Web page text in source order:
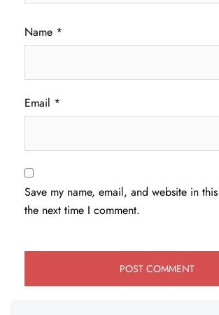
Name *
Email *
Save my name, email, and website in
the next time I comment.